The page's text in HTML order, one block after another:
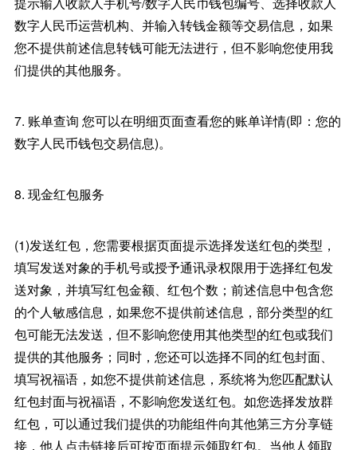
数字人民币运营机构、并输入转钱金额等交易信息，如果
您不提供前述信息转钱可能无法进行，但不影响您使用我
们提供的其他服务。
7. 账单查询 您可以在明细页面查看您的账单详情(即：您的
数字人民币钱包交易信息)。
8. 现金红包服务
(1)发送红包，您需要根据页面提示选择发送红包的类型，
填写发送对象的手机号或授予通讯录权限用于选择红包发
送对象，并填写红包金额、红包个数；前述信息中包含您
的个人敏感信息，如果您不提供前述信息，部分类型的红
包可能无法发送，但不影响您使用其他类型的红包或我们
提供的其他服务；同时，您还可以选择不同的红包封面、
填写祝福语，如您不提供前述信息，系统将为您匹配默认
红包封面与祝福语，不影响您发送红包。如您选择发放群
红包，可以通过我们提供的功能组件向其他第三方分享链
接，他人点击链接后可按页面提示领取红包。当他人领取